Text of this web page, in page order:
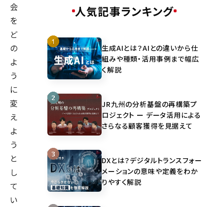
会
を
ど
の
よ
う
に
変
え
よ
う
と
し
て
い
人気記事ランキング
生成AIとは？AIとの違いから仕
組みや種類・活用事例まで幅広
く解説
JR九州の分析基盤の再構築プ
ロジェクト ー データ活用による
さらなる顧客獲得を見据えて
DXとは？デジタルトランスフォー
メーションの意味や定義をわか
りやすく解説